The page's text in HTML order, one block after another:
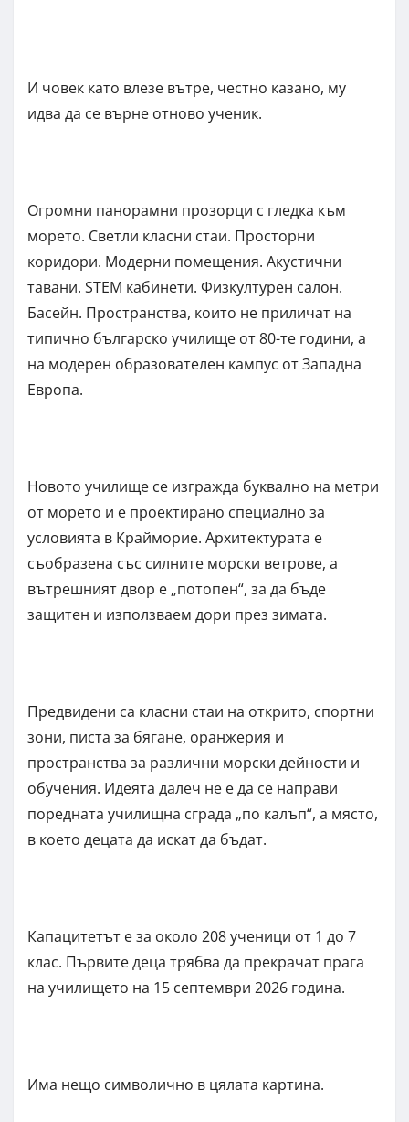
И човек като влезе вътре, честно казано, му
идва да се върне отново ученик.
Огромни панорамни прозорци с гледка към
морето. Светли класни стаи. Просторни
коридори. Модерни помещения. Акустични
тавани. STEM кабинети. Физкултурен салон.
Басейн. Пространства, които не приличат на
типично българско училище от 80-те години, а
на модерен образователен кампус от Западна
Европа.
Новото училище се изгражда буквално на метри
от морето и е проектирано специално за
условията в Крайморие. Архитектурата е
съобразена със силните морски ветрове, а
вътрешният двор е „потопен“, за да бъде
защитен и използваем дори през зимата.
Предвидени са класни стаи на открито, спортни
зони, писта за бягане, оранжерия и
пространства за различни морски дейности и
обучения. Идеята далеч не е да се направи
поредната училищна сграда „по калъп“, а място,
в което децата да искат да бъдат.
Капацитетът е за около 208 ученици от 1 до 7
клас. Първите деца трябва да прекрачат прага
на училището на 15 септември 2026 година.
Има нещо символично в цялата картина.